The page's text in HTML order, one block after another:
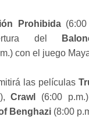
Prohibida(6:00
del
con el juego
las películas
Crawl (6:00
Benghazi(8:00